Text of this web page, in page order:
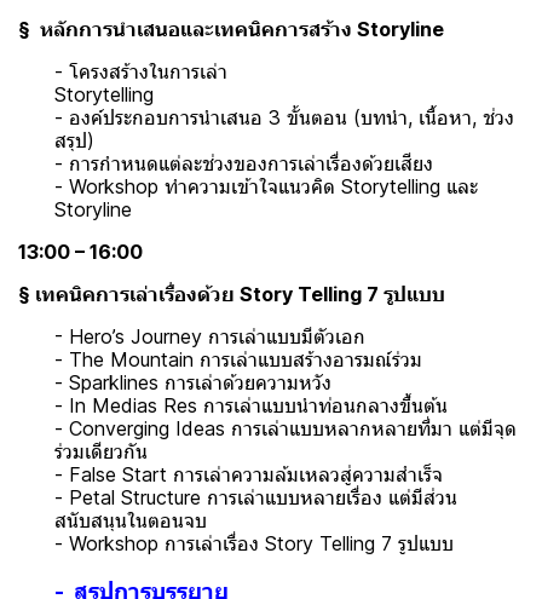
§ หลักการนำเสนอและเทคนิคการสร้าง Storyline
- โครงสร้างในการเล่า
- องค์ประกอบการนำเสนอ 3 ขั้นตอน (บทนำ, เนื้อหา, ช่วง
สรุป)
- การกำหนดแต่ละช่วงของการเล่าเรื่องด้วยเสียง
- Workshop ทำความเข้าใจแนวคิด Storytelling และ
Storyline
13:00 – 16:00
§ เทคนิคการเล่าเรื่องด้วย Story Telling 7 รูปแบบ
- Hero’s Journey การเล่าแบบมีตัวเอก
- The Mountain การเล่าแบบสร้างอารมณ์ร่วม
- Sparklines การเล่าด้วยความหวัง
- In Medias Res การเล่าแบบนำท่อนกลางขึ้นต้น
- Converging Ideas การเล่าแบบหลากหลายที่มา แต่มีจุด
ร่วมเดียวกัน
- False Start การเล่าความล้มเหลวสู่ความสำเร็จ
- Petal Structure การเล่าแบบหลายเรื่อง แต่มีส่วน
สนับสนุนในตอนจบ
- Workshop การเล่าเรื่อง Story Telling 7 รูปแบบ
- สรุปการบรรยาย